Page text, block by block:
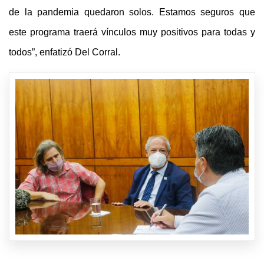
de la pandemia quedaron solos. Estamos seguros que
este programa traerá vínculos muy positivos para todas y
todos”, enfatizó Del Corral.